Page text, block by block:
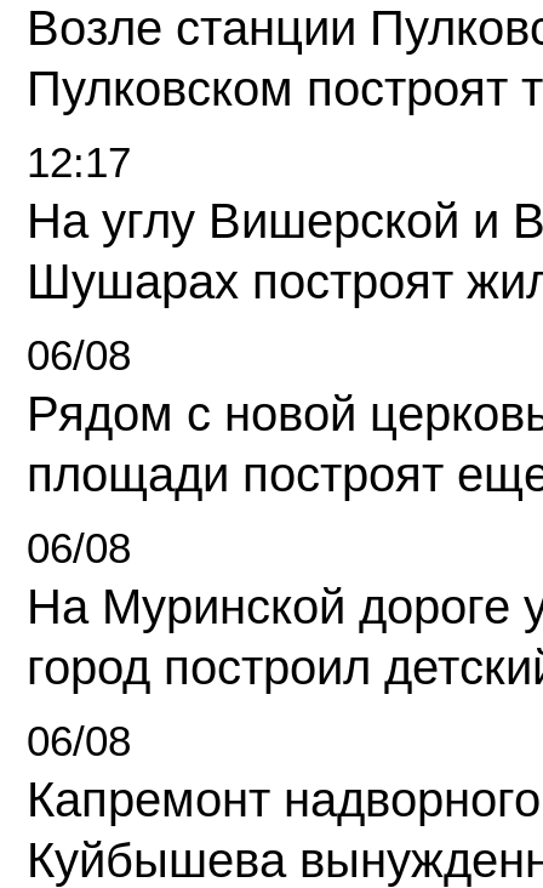
Возле станции
Пулковском построят
12:17
На углу Вишерской и
Шушарах построят
06/08
Рядом с новой
площади построят
06/08
На Муринской дороге
город построил
06/08
Капремонт
Куйбышева